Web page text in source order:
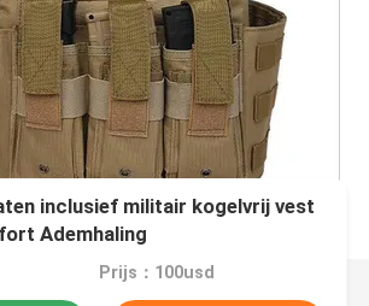
inclusief militair kogelvrij vest
Ademhaling
Prijs：100usd